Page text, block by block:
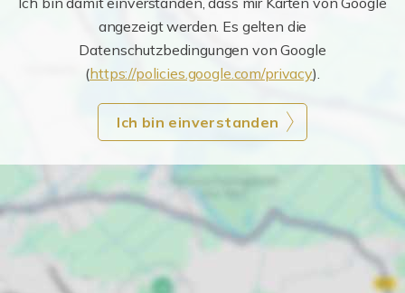
angezeigt werden. Es gelten die
Datenschutzbedingungen von Google
(https://policies.google.com/privacy).
Ich bin einverstanden